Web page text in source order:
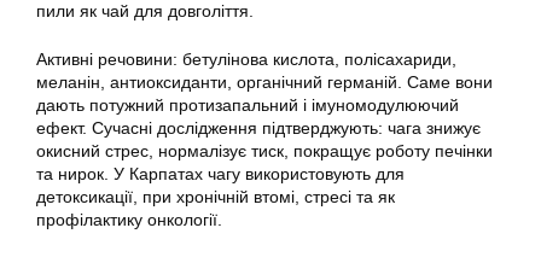
пили як чай для довголіття.
Активні речовини: бетулінова кислота, полісахариди,
меланін, антиоксиданти, органічний германій. Саме вони
дають потужний протизапальний і імуномодулюючий
ефект. Сучасні дослідження підтверджують: чага знижує
окисний стрес, нормалізує тиск, покращує роботу печінки
та нирок. У Карпатах чагу використовують для
детоксикації, при хронічній втомі, стресі та як
профілактику онкології.